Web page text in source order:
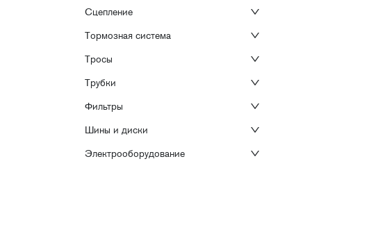
Сцепление
Тормозная система
Тросы
Трубки
Фильтры
Шины и диски
Электрооборудование